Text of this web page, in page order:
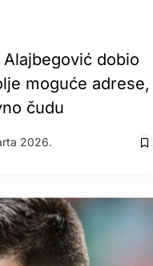
dobio
moguće adrese,
čudu
2026.